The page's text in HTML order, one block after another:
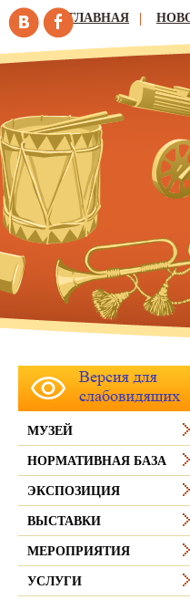
ГЛАВНАЯ
МУЗЕЙ
НОРМАТИВНАЯ БАЗА
ЭКСПОЗИЦИЯ
ВЫСТАВКИ
МЕРОПРИЯТИЯ
УСЛУГИ